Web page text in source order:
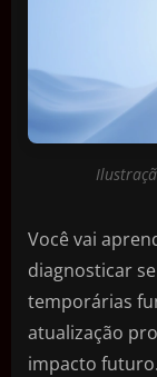
Você vai
diagnosticar
temporárias
atualização
impacto futuro.